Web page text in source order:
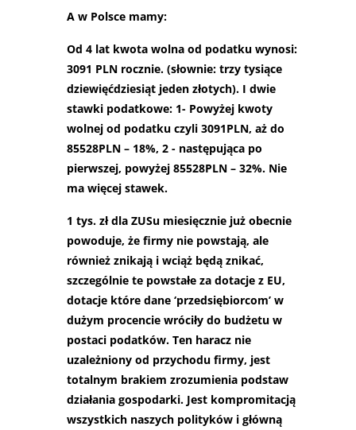
A w Polsce mamy:
Od 4 lat kwota wolna od podatku wynosi:
3091 PLN rocznie. (słownie: trzy tysiące
dziewięćdziesiąt jeden złotych). I dwie
stawki podatkowe: 1- Powyżej kwoty
wolnej od podatku czyli 3091PLN, aż do
85528PLN – 18%, 2 - następująca po
pierwszej, powyżej 85528PLN – 32%. Nie
ma więcej stawek.
1 tys. zł dla ZUSu miesięcznie już obecnie
powoduje, że firmy nie powstają, ale
również znikają i wciąż będą znikać,
szczególnie te powstałe za dotacje z EU,
dotacje które dane ‘przedsiębiorcom’ w
dużym procencie wróciły do budżetu w
postaci podatków. Ten haracz nie
uzależniony od przychodu firmy, jest
totalnym brakiem zrozumienia podstaw
działania gospodarki. Jest kompromitacją
wszystkich naszych polityków i główną